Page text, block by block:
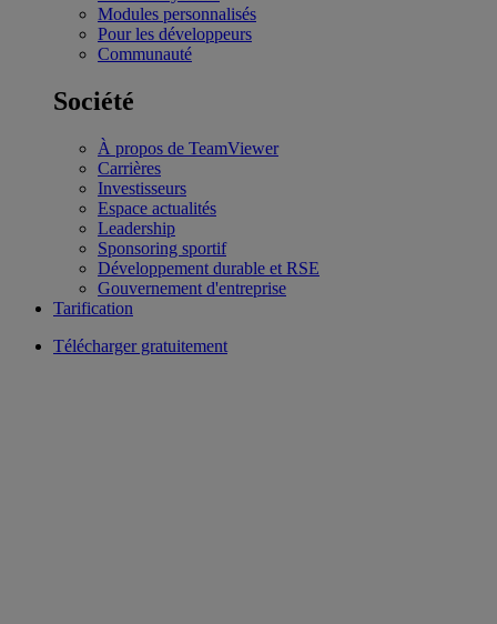
Modules personnalisés
Pour les développeurs
Communauté
Société
À propos de TeamViewer
Carrières
Investisseurs
Espace actualités
Leadership
Sponsoring sportif
Développement durable et RSE
Gouvernement d'entreprise
Tarification
Télécharger gratuitement